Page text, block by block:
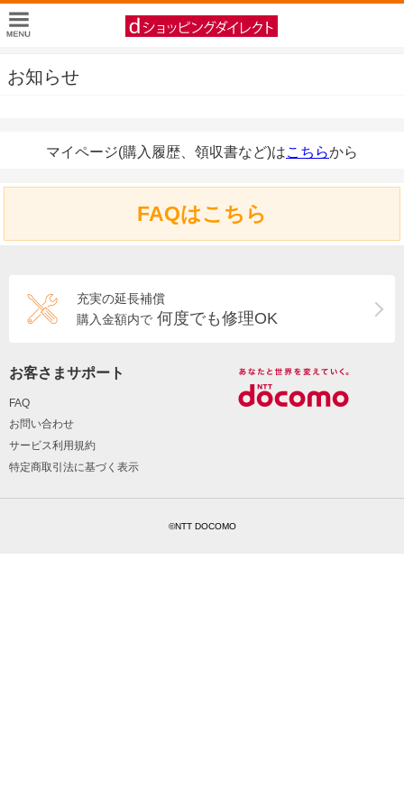
お知らせ
マイページ(購入履歴、領収書など)はこちらから
FAQはこちら
充実の延長補償
購入金額内で 何度でも修理OK
お客さまサポート
FAQ
お問い合わせ
サービス利用規約
特定商取引法に基づく表示
©NTT DOCOMO